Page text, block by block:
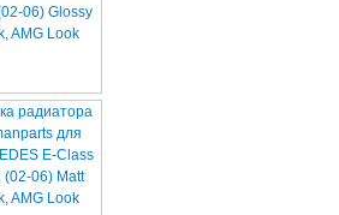
06) Glossy
AMG Look
радиатора
для
E-Class
(02-06) Matt
AMG Look